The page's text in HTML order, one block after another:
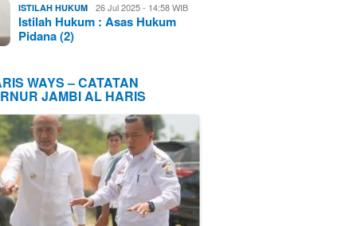
ISTILAH HUKUM 26 Jul 2025 - 14:58 WIB
Istilah Hukum : Asas Hukum
Pidana (2)
WAYS – CATATAN
JAMBI AL HARIS